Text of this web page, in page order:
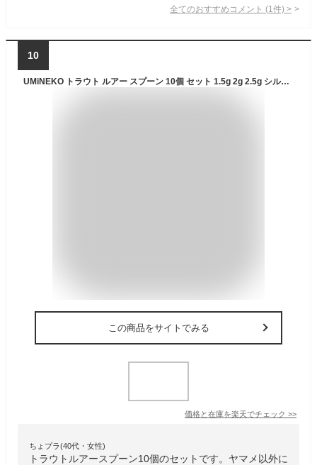
全てのおすすめコメント (1 件) >
10
UMiNEKO トラウト ルアー スプーン 10個 セット 1.5g 2g 2.5g シルバー ゴールド ケースセット 金 銀 管理釣り場 湖 渓流 トラウト ニジマス イワナ ヤマメ バス カスタム用 必釣NEKO鱒 スーパーセール SALE 限定 10％OFF
この商品をサイトでみる
価格と在庫を楽天でチェック >>
ちょプラ(40代・女性)
トラウトルアースプーン10個のセットです。ヤマメ以外に